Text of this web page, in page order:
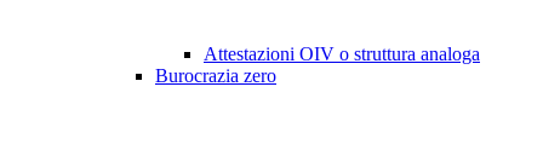
Attestazioni OIV o struttura analoga
Burocrazia zero